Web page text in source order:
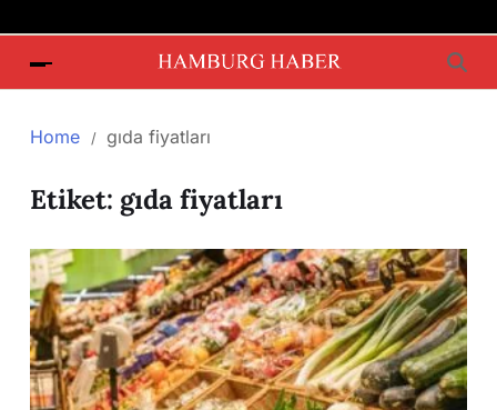
Home gıda fiyatları
Etiket: gıda fiyatları